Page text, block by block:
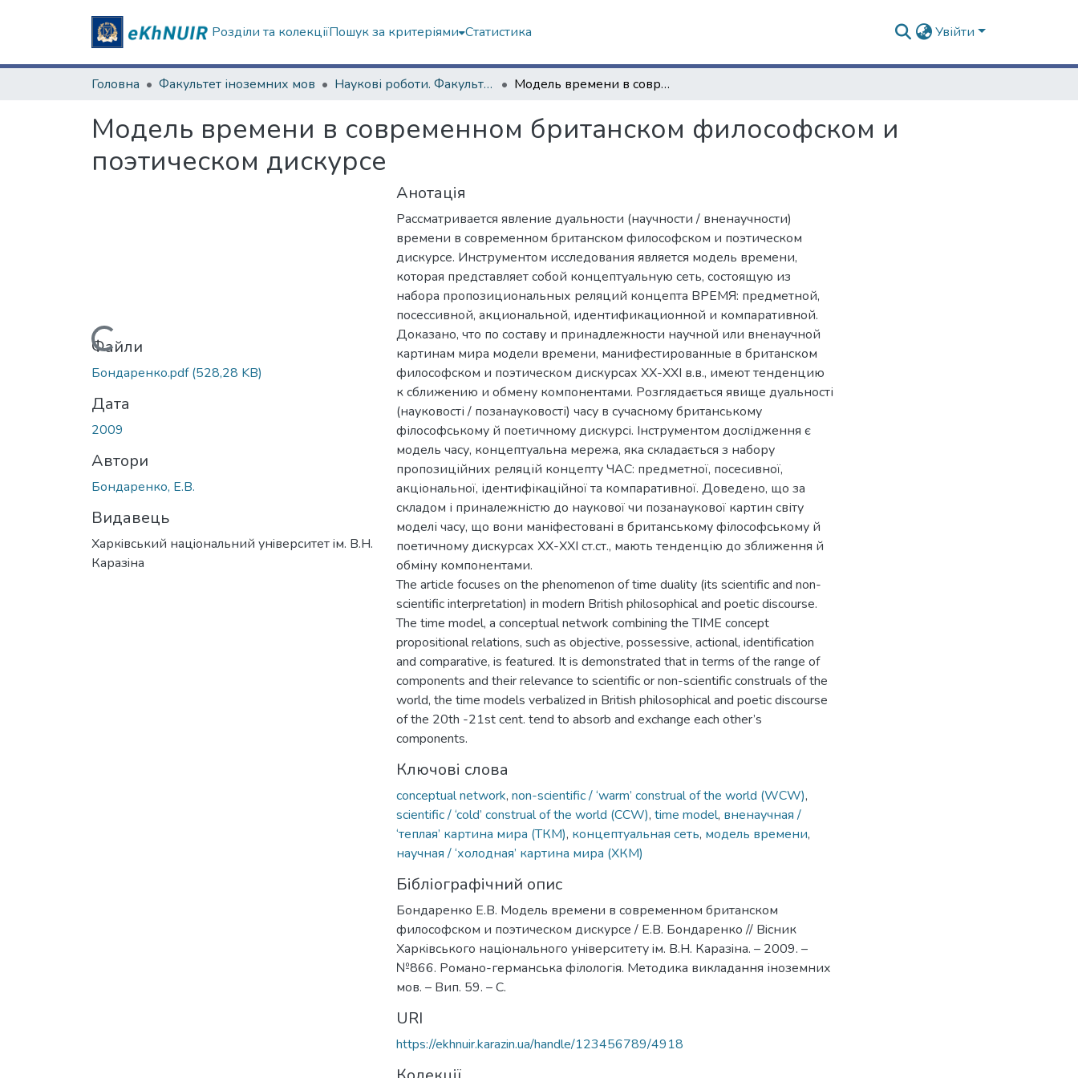
Розділи та колекціїПошук за критеріями Статистика Увійти
Головна Факультет іноземних мов Наукові роботи. Факультет іноземних мов Модель времени в современном британском философском и поэтическом дискурсе
Модель времени в современном британском философском и
поэтическом дискурсе
Вантажиться...
Файли
Бондаренко.pdf(528,28 KB)
Дата
2009
Автори
Бондаренко, Е.В.
Видавець
Харкiвський нацiональний унiверситет iм. В.Н.
Каразiна
Анотація
Рассматривается явление дуальности (научности / вненаучности)
времени в современном британском философском и поэтическом
дискурсе. Инструментом исследования является модель времени,
которая представляет собой концептуальную сеть, состоящую из
набора пропозициональных реляций концепта ВРЕМЯ: предметной,
посессивной, акциональной, идентификационной и компаративной.
Доказано, что по составу и принадлежности научной или вненаучной
картинам мира модели времени, манифестированные в британском
философском и поэтическом дискурсах XX-XXI в.в., имеют тенденцию
к сближению и обмену компонентами. Розглядається явище дуальності
(науковості / позанауковості) часу в сучасному британському
філософському й поетичному дискурсі. Інструментом дослідження є
модель часу, концептуальна мережа, яка складається з набору
пропозиційних реляцій концепту ЧАС: предметної, посесивної,
акціональної, ідентифікаційної та компаративної. Доведено, що за
складом і приналежністю до наукової чи позанаукової картин світу
моделі часу, що вони маніфестовані в британському філософському й
поетичному дискурсах XX-XXI ст.ст., мають тенденцію до зближення й
обміну компонентами.
The article focuses on the phenomenon of time duality (its scientific and non-
scientific interpretation) in modern British philosophical and poetic discourse.
The time model, a conceptual network combining the TIME concept
propositional relations, such as objective, possessive, actional, identification
and comparative, is featured. It is demonstrated that in terms of the range of
components and their relevance to scientific or non-scientific construals of the
world, the time models verbalized in British philosophical and poetic discourse
of the 20th -21st cent. tend to absorb and exchange each other’s
components.
Ключові слова
conceptual network, non-scientific / ‘warm’ construal of the world (WCW),
scientific / ‘cold’ construal of the world (CCW), time model, вненаучная /
‘теплая’ картина мира (ТКМ), концептуальная сеть, модель времени,
научная / ‘холодная’ картина мира (ХКМ)
Бібліографічний опис
Бондаренко Е.В. Модель времени в современном британском
философском и поэтическом дискурсе / Е.В. Бондаренко // Вiсник
Харкiвського нацiонального унiверситету iм. В.Н. Каразiна. – 2009. –
№866. Романо-германська філологія. Методика викладання іноземних
мов. – Вип. 59. – С.
URI
https://ekhnuir.karazin.ua/handle/123456789/4918